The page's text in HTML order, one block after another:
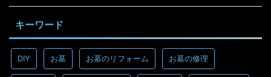
キーワード
DIY お墓 お墓のリフォーム お墓の修理